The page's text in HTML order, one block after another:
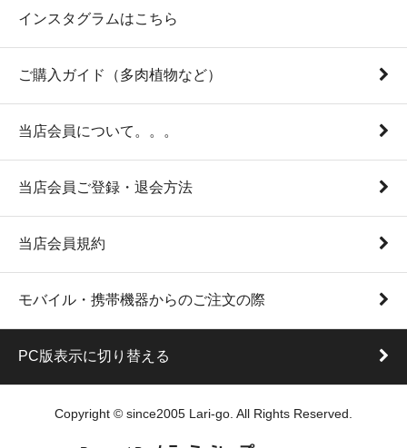
インスタグラムはこちら
ご購入ガイド（多肉植物など）
当店会員について。。。
当店会員ご登録・退会方法
当店会員規約
モバイル・携帯機器からのご注文の際
PC版表示に切り替える
Copyright © since2005 Lari-go. All Rights Reserved.